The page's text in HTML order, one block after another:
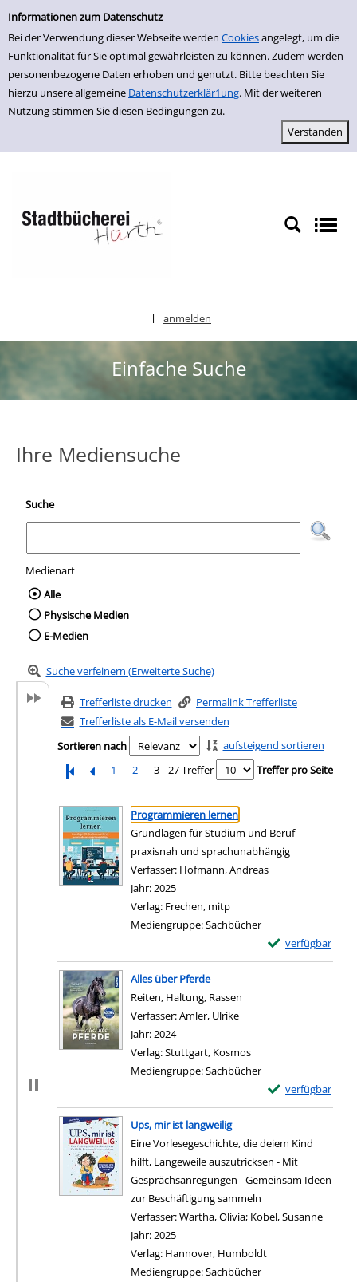
Einfache Suche
Informationen zum Datenschutz
Bei der Verwendung dieser Webseite werden Cookiesangelegt, um die
Funktionalität für Sie optimal gewährleisten zu können. Zudem werden
personenbezogene Daten erhoben und genutzt. Bitte beachten Sie
hierzu unsere allgemeine Datenschutzerklär1ung. Mit der weiteren
Nutzung stimmen Sie diesen Bedingungen zu.
zur Navigation springen
zum Inhalt springen
Zu den Suchfiltern springen
Zur Trefferliste springen
anmelden
Einfache Suche
Ihre Mediensuche
Suche
Medienart
Wählen Sie die Medienart nach der Sie
Alle
Physische Medien
E-Medien
Suche verfeinern (Erweiterte Suche)
Trefferliste drucken
Permalink Trefferliste
Trefferliste als E-Mail versenden
Sortieren nach
aufsteigend sortieren
1
2 3 27 Treffer Treffer pro Seite
Suchergebnis
Zu den Suchfiltern springen
Programmieren lernen
Grundlagen für Studium und Beruf -
praxisnah und sprachunabhängig
Verfasser: Hofmann, Andreas
Jahr:2025
Verlag: Frechen, mitp
Mediengruppe:Sachbücher
verfügbar
Exemplar-
Zum Download
Alles über Pferde
Reiten, Haltung, Rassen
Verfasser:Amler, Ulrike
Jahr:2024
Verlag:Stuttgart, Kosmos
Mediengruppe:Sachbücher
verfügbar
Exemplar-Details
Zum Download
Ups, mir ist langweilig
Eine Vorlesegeschichte, die deiem Kind
hilft, Langeweile auszutricksen - Mit
Gesprächsanregungen - Gemeinsam Ideen
zur Beschäftigung sammeln
Verfasser:Wartha, Olivia; Kobel, Susanne
Jahr:2025
Verlag: Hannover, Humboldt
Mediengruppe:Sachbücher